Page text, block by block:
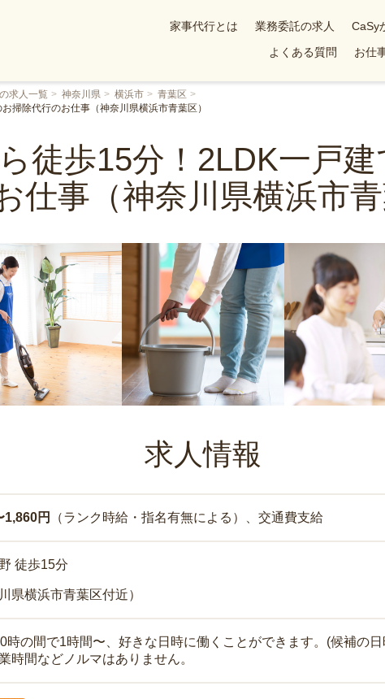
家事代行とは 業務委託の求人 CaSy
よくある質問
お仕
求人一覧 神奈川県 横浜市
青葉区
掃除代行のお仕事（神奈川県横浜市青葉区）
徒歩15分！2LDK一戸
仕事（神奈川県横浜市青
求人情報
1,860円 （ランク時給・指名有無による）、交通費支給
徒歩15分
県横浜市青葉区付近）
時の間で1時間〜、好きな日時に働くことができます。(候補の
時間などノルマはありません。